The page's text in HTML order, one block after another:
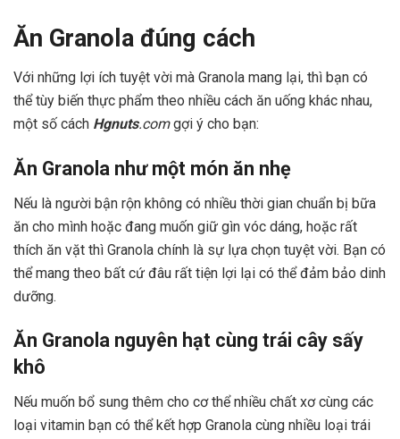
Ăn Granola đúng cách
Với những lợi ích tuyệt vời mà Granola mang lại, thì bạn có
thể tùy biến thực phẩm theo nhiều cách ăn uống khác nhau,
một số cách Hgnuts.comgợi ý cho bạn:
Ăn Granola như một món ăn nhẹ
Nếu là người bận rộn không có nhiều thời gian chuẩn bị bữa
ăn cho mình hoặc đang muốn giữ gìn vóc dáng, hoặc rất
thích ăn vặt thì Granola chính là sự lựa chọn tuyệt vời. Bạn có
thể mang theo bất cứ đâu rất tiện lợi lại có thể đảm bảo dinh
dưỡng.
Ăn Granola nguyên hạt cùng trái cây sấy
khô
Nếu muốn bổ sung thêm cho cơ thể nhiều chất xơ cùng các
loại vitamin bạn có thể kết hợp Granola cùng nhiều loại trái